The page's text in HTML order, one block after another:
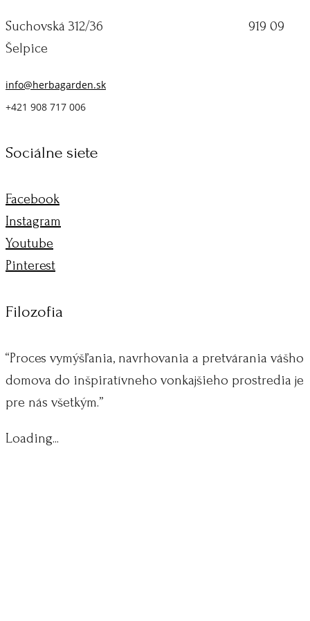
Suchovská 312/36 919 09
Šelpice
info@herbagarden.sk
+421 908 717 006
Sociálne siete
Facebook
Instagram
Youtube
Pinterest
Filozofia
“Proces vymýšľania, navrhovania a pretvárania vášho
domova do inšpiratívneho vonkajšieho prostredia je
pre nás všetkým.”
Loading...